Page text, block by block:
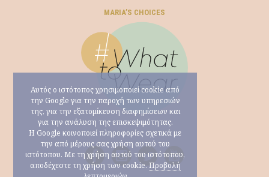
ΜARIA’S CHOICES
Αυτός ο ιστότοπος χρησιμοποιεί cookie από
την Google για την παροχή των υπηρεσιών
της, για την εξατομίκευση διαφημίσεων και
για την ανάλυση της επισκεψιμότητας.
Η Google κοινοποιεί πληροφορίες σχετικά με
την από μέρους σας χρήση αυτού του
ιστότοπου. Με τη χρήση αυτού του ιστότοπου,
αποδέχεστε τη χρήση των cookie. Προβολή